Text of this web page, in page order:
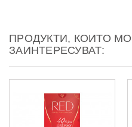
ПРОДУКТИ, КОИТО
ЗАИНТЕРЕСУВАТ: